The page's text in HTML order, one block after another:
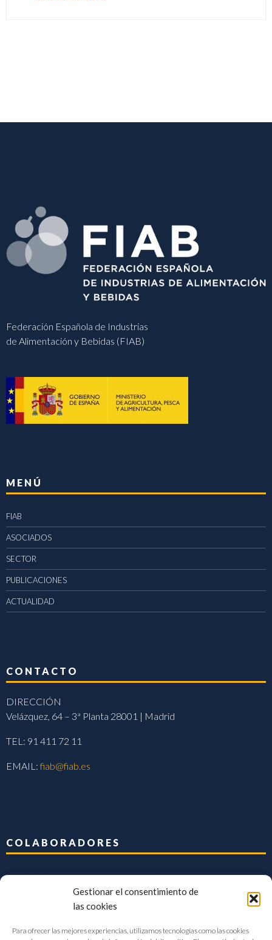
Gestionar el consentimiento de
las cookies
Para ofrecer las mejores experiencias, utilizamos tecnologías como las cookies
Federación Española de Industrias
de Alimentación y Bebidas (FIAB)
MENÚ
FIAB
ASOCIADOS
SECTOR
PUBLICACIONES
ACTUALIDAD
CONTACTO
DIRECCIÓN
Velázquez, 64 – 3ª Planta 28001 | Madrid
TEL: 91 411 72 11
EMAIL:fiab@fiab.es
COLABORADORES